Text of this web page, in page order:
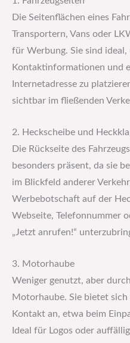
Die Seitenflächen eines
Transportern, Vans oder
für Werbung. Sie sind ideal,
Kontaktinformationen und
Internetadresse zu
sichtbar im fließenden
2. Heckscheibe und
Die Rückseite des
besonders präsent, da sie
im Blickfeld anderer
Werbebotschaft auf der
Webseite, Telefonnummer
„Jetzt anrufen!“
3. Motorhaube
Weniger genutzt, aber
Motorhaube. Sie bietet
Kontakt an, etwa beim
Ideal für Logos oder